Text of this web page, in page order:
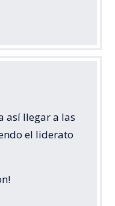
así llegar a las
el liderato